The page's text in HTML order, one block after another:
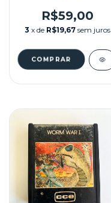
RAID SEMINOVO -
ATARI
R$59,00
3 x de R$19,67 sem juros